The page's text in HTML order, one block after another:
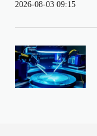
2026-08-03 09:15